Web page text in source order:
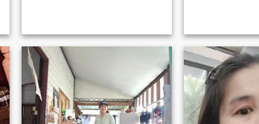
care of each other with love